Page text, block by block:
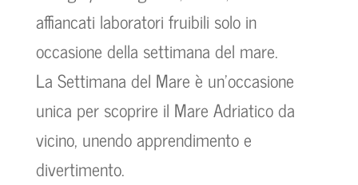
affiancati laboratori fruibili solo in
occasione della settimana del mare.
La Settimana del Mare è un’occasione
unica per scoprire il Mare Adriatico da
vicino, unendo apprendimento e
divertimento.